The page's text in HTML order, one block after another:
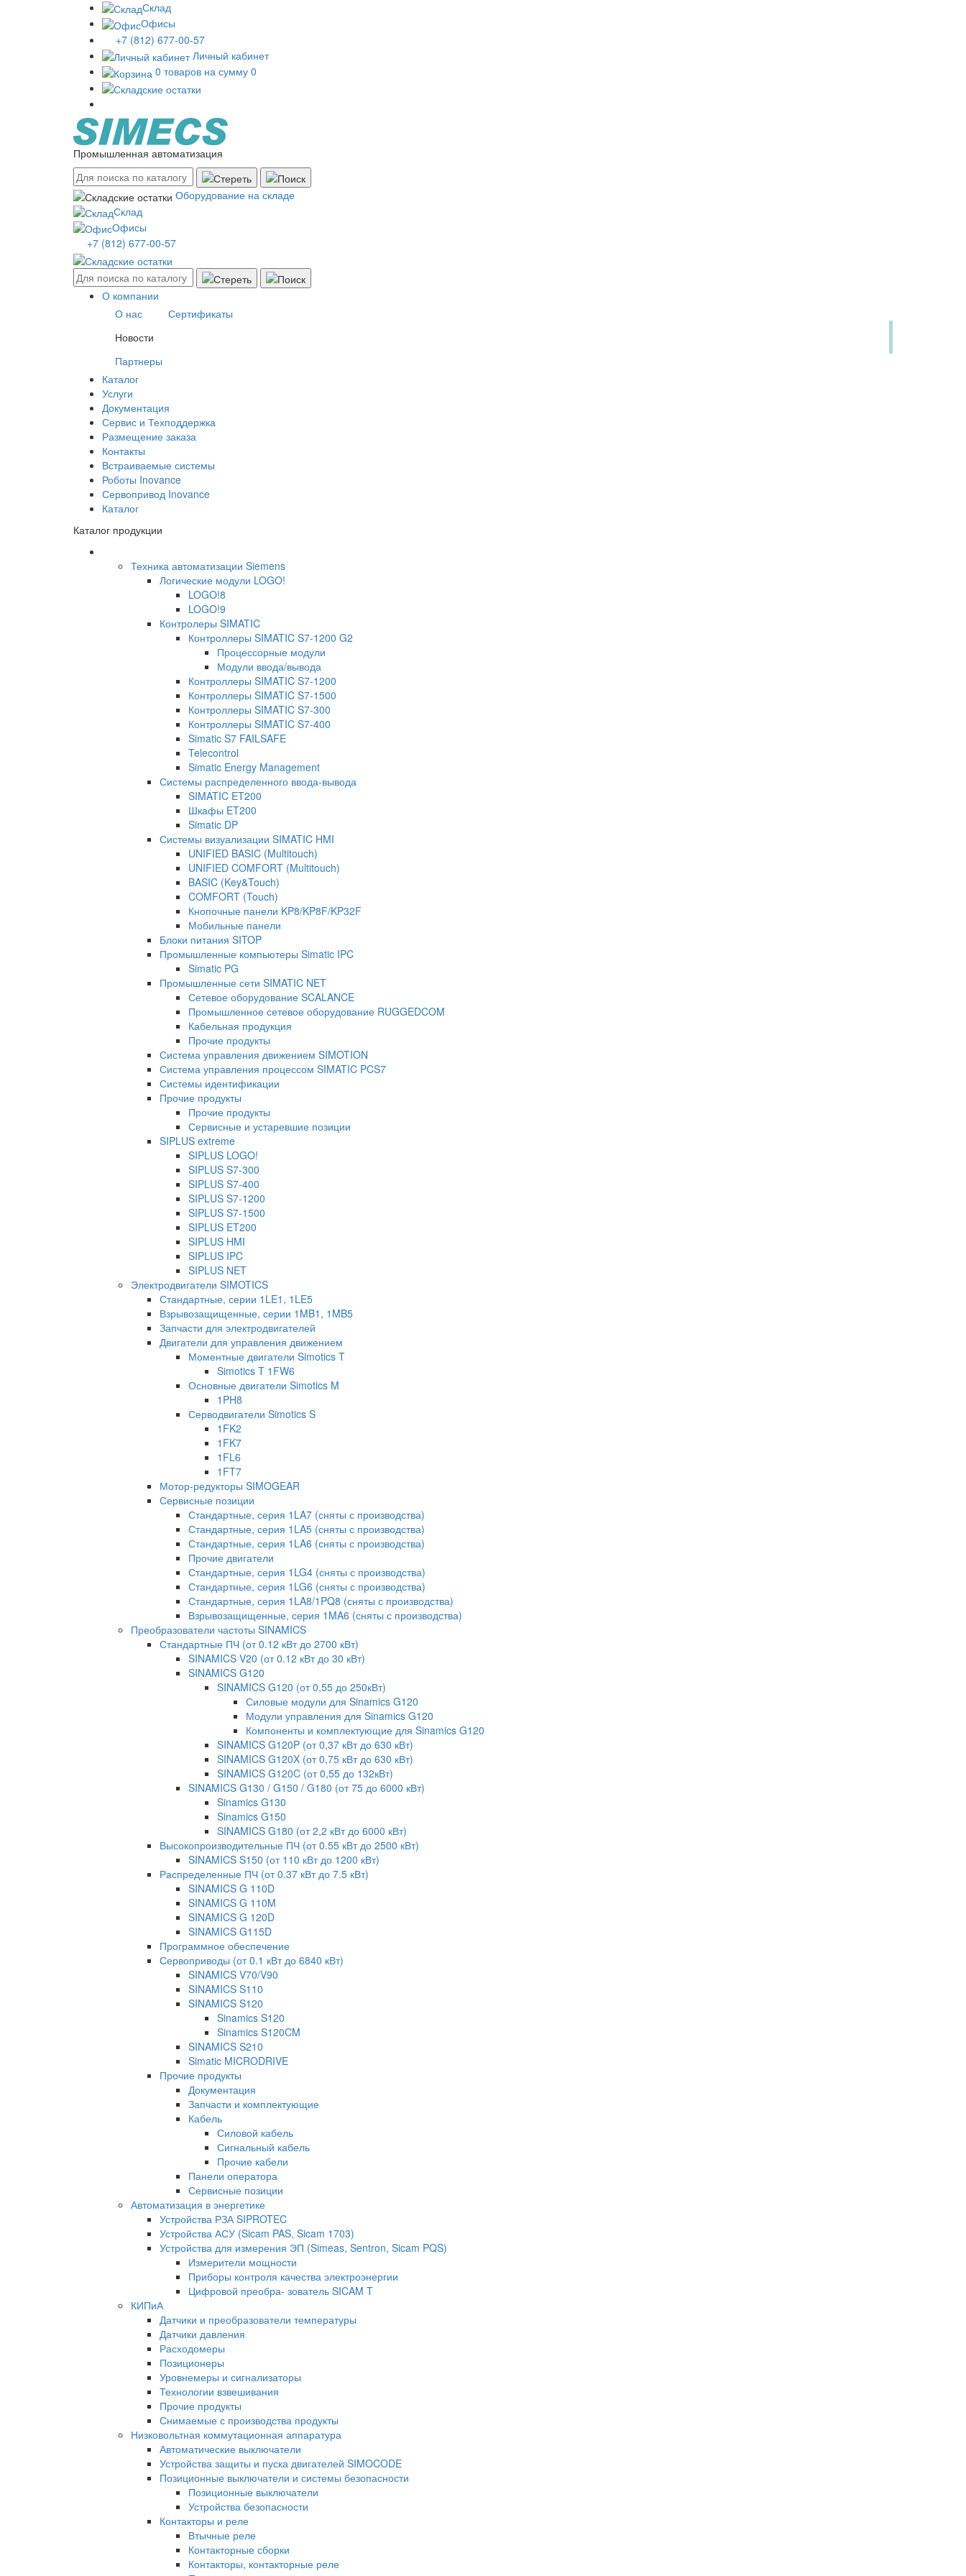
Склад
Офисы
+7 (812) 677-00-57
Личный кабинет
0 товаров на сумму 0
Промышленная автоматизация
Оборудование на складе
Склад
Офисы
+7 (812) 677-00-57
О компании
О нас
Сертификаты
Новости
Партнеры
Каталог
Услуги
Документация
Сервис и Техподдержка
Размещение заказа
Контакты
Встраиваемые системы
Роботы Inovance
Сервопривод Inovance
Каталог
Каталог продукции
Техника автоматизации Siemens
Логические модули LOGO!
LOGO!8
LOGO!9
Контролеры SIMATIC
Контроллеры SIMATIC S7-1200 G2
Процессорные модули
Модули ввода/вывода
Контроллеры SIMATIC S7-1200
Контроллеры SIMATIC S7-1500
Контроллеры SIMATIC S7-300
Контроллеры SIMATIC S7-400
Simatic S7 FAILSAFE
Telecontrol
Simatic Energy Management
Системы распределенного ввода-вывода
SIMATIC ET200
Шкафы ET200
Simatic DP
Системы визуализации SIMATIC HMI
UNIFIED BASIC (Multitouch)
UNIFIED COMFORT (Multitouch)
BASIC (Key&Touch)
COMFORT (Touch)
Кнопочные панели KP8/KP8F/KP32F
Мобильные панели
Блоки питания SITOP
Промышленные компьютеры Simatic IPC
Simatic PG
Промышленные сети SIMATIC NET
Сетевое оборудование SCALANCE
Промышленное сетевое оборудование RUGGEDCOM
Кабельная продукция
Прочие продукты
Система управления движением SIMOTION
Система управления процессом SIMATIC PCS7
Системы идентификации
Прочие продукты
Прочие продукты
Сервисные и устаревшие позиции
SIPLUS extreme
SIPLUS LOGO!
SIPLUS S7-300
SIPLUS S7-400
SIPLUS S7-1200
SIPLUS S7-1500
SIPLUS ET200
SIPLUS HMI
SIPLUS IPC
SIPLUS NET
Электродвигатели SIMOTICS
Стандартные, серии 1LE1, 1LE5
Взрывозащищенные, серии 1MB1, 1MB5
Запчасти для электродвигателей
Двигатели для управления движением
Моментные двигатели Simotics T
Simotics T 1FW6
Основные двигатели Simotics M
1PH8
Серводвигатели Simotics S
1FK2
1FK7
1FL6
1FT7
Мотор-редукторы SIMOGEAR
Сервисные позиции
Стандартные, серия 1LA7 (сняты с производства)
Стандартные, серия 1LA5 (сняты с производства)
Стандартные, серия 1LA6 (сняты с производства)
Прочие двигатели
Стандартные, серия 1LG4 (сняты с производства)
Стандартные, серия 1LG6 (сняты с производства)
Стандартные, серия 1LA8/1PQ8 (сняты с производства)
Взрывозащищенные, серия 1MA6 (сняты с производства)
Преобразователи частоты SINAMICS
Стандартные ПЧ (от 0.12 кВт до 2700 кВт)
SINAMICS V20 (от 0.12 кВт до 30 кВт)
SINAMICS G120
SINAMICS G120 (от 0,55 до 250кВт)
Силовые модули для Sinamics G120
Модули управления для Sinamics G120
Компоненты и комплектующие для Sinamics G120
SINAMICS G120P (от 0,37 кВт до 630 кВт)
SINAMICS G120X (от 0,75 кВт до 630 кВт)
SINAMICS G120C (от 0,55 до 132кВт)
SINAMICS G130 / G150 / G180 (от 75 до 6000 кВт)
Sinamics G130
Sinamics G150
SINAMICS G180 (от 2,2 кВт до 6000 кВт)
Высокопроизводительные ПЧ (от 0.55 кВт до 2500 кВт)
SINAMICS S150 (от 110 кВт до 1200 кВт)
Распределенные ПЧ (от 0.37 кВт до 7.5 кВт)
SINAMICS G 110D
SINAMICS G 110M
SINAMICS G 120D
SINAMICS G115D
Программное обеспечение
Сервоприводы (от 0.1 кВт до 6840 кВт)
SINAMICS V70/V90
SINAMICS S110
SINAMICS S120
Sinamics S120
Sinamics S120CM
SINAMICS S210
Simatic MICRODRIVE
Прочие продукты
Документация
Запчасти и комплектующие
Кабель
Силовой кабель
Сигнальный кабель
Прочие кабели
Панели оператора
Сервисные позиции
Автоматизация в энергетике
Устройства РЗА SIPROTEC
Устройства АСУ (Sicam PAS, Sicam 1703)
Устройства для измерения ЭП (Simeas, Sentron, Sicam PQS)
Измерители мощности
Приборы контроля качества электроэнергии
Цифровой преобра- зователь SICAM T
КИПиА
Датчики и преобразователи температуры
Датчики давления
Расходомеры
Позиционеры
Уровнемеры и сигнализаторы
Технологии взвешивания
Прочие продукты
Снимаемые с производства продукты
Низковольтная коммутационная аппаратура
Автоматические выключатели
Устройства защиты и пуска двигателей SIMOCODE
Позиционные выключатели и системы безопасности
Позиционные выключатели
Устройства безопасности
Контакторы и реле
Втычные реле
Контакторные сборки
Контакторы, контакторные реле